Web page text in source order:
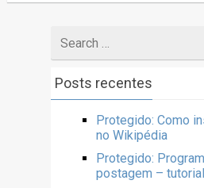
Posts recentes
Protegido: Como
no Wikipédia
Protegido:
postagem – tutorial